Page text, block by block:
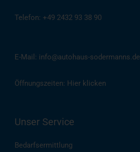
Telefon: +49 2432 93 38 90
E-Mail: info@autohaus-sodermanns.de
Öffnungszeiten: Hier klicken
Unser Service
Bedarfsermittlung